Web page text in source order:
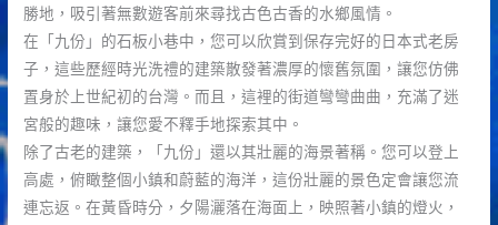
勝地，吸引著無數遊客前來尋找古色古香的水鄉風情。
在「九份」的石板小巷中，您可以欣賞到保存完好的日本式老房
子，這些歷經時光洗禮的建築散發著濃厚的懷舊氛圍，讓您仿佛
置身於上世紀初的台灣。而且，這裡的街道彎彎曲曲，充滿了迷
宮般的趣味，讓您愛不釋手地探索其中。
除了古老的建築，「九份」還以其壯麗的海景著稱。您可以登上
高處，俯瞰整個小鎮和蔚藍的海洋，這份壯麗的景色定會讓您流
連忘返。在黃昏時分，夕陽灑落在海面上，映照著小鎮的燈火，